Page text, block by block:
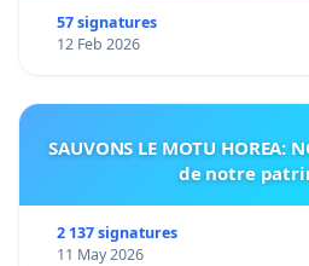
57 signatures
12 Feb 2026
SAUVONS LE MOTU
de notre
2 137 signatures
11 May 2026